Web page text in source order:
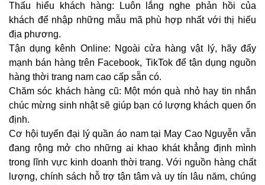
Thấu hiểu khách hàng: Luôn lắng nghe phản hồi của
khách để nhập những mẫu mã phù hợp nhất với thị hiếu
địa phương.
Tận dụng kênh Online: Ngoài cửa hàng vật lý, hãy đẩy
mạnh bán hàng trên Facebook, TikTok để tận dụng nguồn
hàng thời trang nam cao cấp sẵn có.
Chăm sóc khách hàng cũ: Một món quà nhỏ hay tin nhắn
chúc mừng sinh nhật sẽ giúp bạn có lượng khách quen ổn
định.
Cơ hội tuyển đại lý quần áo nam tại May Cao Nguyễn vẫn
đang rộng mở cho những ai khao khát khẳng định mình
trong lĩnh vực kinh doanh thời trang. Với nguồn hàng chất
lượng, chính sách hỗ trợ tận tâm và uy tín lâu năm, chúng